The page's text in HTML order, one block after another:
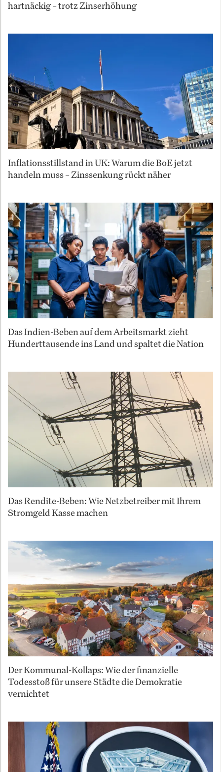
hartnäckig – trotz Zinserhöhung
Inflationsstillstand in UK: Warum die BoE jetzt
handeln muss – Zinssenkung rückt näher
Das Indien-Beben auf dem Arbeitsmarkt zieht
Hunderttausende ins Land und spaltet die Nation
Das Rendite-Beben: Wie Netzbetreiber mit Ihrem
Stromgeld Kasse machen
Der Kommunal-Kollaps: Wie der finanzielle
Todesstoß für unsere Städte die Demokratie
vernichtet